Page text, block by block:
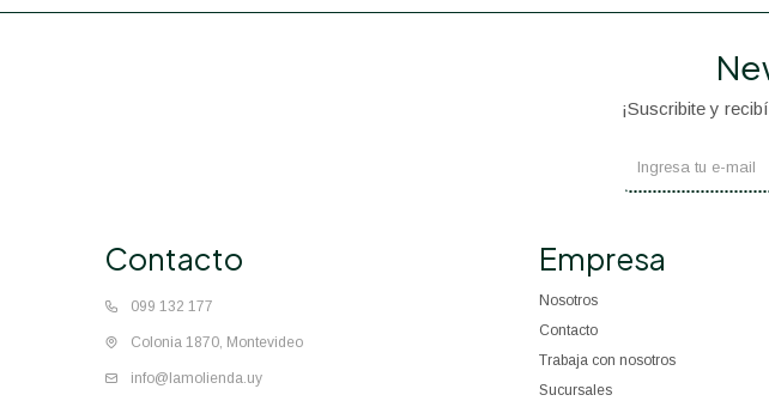
Contacto
099 132 177
Colonia 1870, Montevideo
info@lamolienda.uy
Empresa
Nosotros
Contacto
Trabaja con nosotros
Sucursales
¡Suscribite y